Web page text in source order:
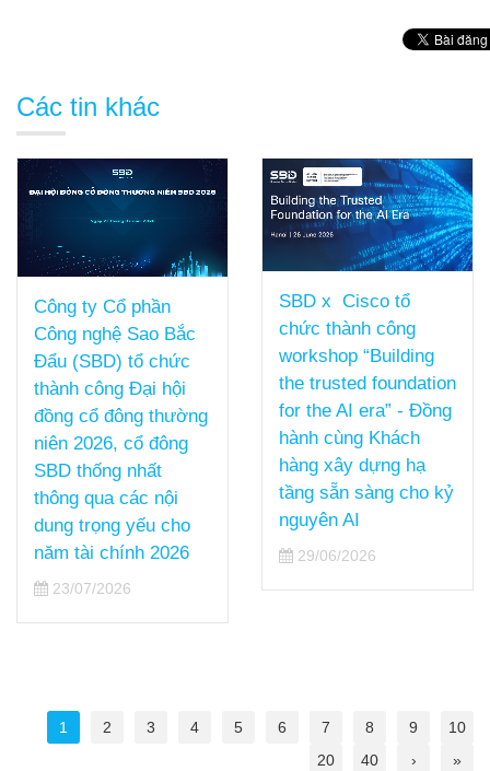
Các tin khác
Công ty Cổ phần
Công nghệ Sao Bắc
Đẩu (SBD) tổ chức
thành công Đại hội
đồng cổ đông thường
niên 2026, cổ đông
SBD thống nhất
thông qua các nội
dung trọng yếu cho
năm tài chính 2026
23/07/2026
SBD x Cisco tổ
chức thành công
workshop “Building
the trusted foundation
for the AI era” - Đồng
hành cùng Khách
hàng xây dựng hạ
tầng sẵn sàng cho kỷ
nguyên AI
29/06/2026
1 2 3 4 5 6 7 8 9
10
20
40 › »